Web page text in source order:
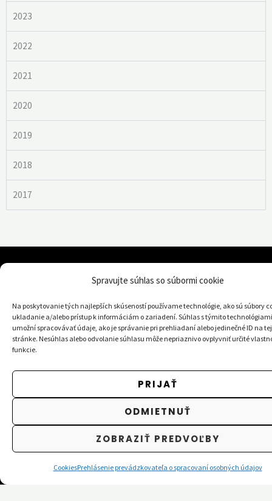
Spravujte súhlas so súbormi cookie
Na poskytovanie tých najlepších skúseností používame technológie, ako sú súbory
ukladanie a/alebo prístup k informáciám o zariadení. Súhlas s týmito
umožní spracovávať údaje, ako je správanie pri prehliadaní alebo jedinečné ID na
stránke. Nesúhlas alebo odvolanie súhlasu môže nepriaznivo ovplyvniť určité
funkcie.
PRIJAŤ
ODMIETNUŤ
ZOBRAZIŤ PREDVOĽBY
CookiesPrehlásenie prevádzkovateľa o spracovaní osobných údajov
2023
2022
2021
2020
2019
2018
2017
Kontakt
Nadácia Mesta Žilina
Námestie obetí komunizmu 3350/1
IČO: 51133911